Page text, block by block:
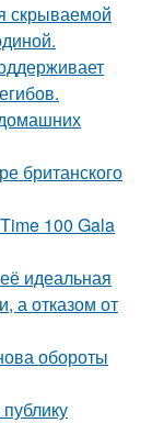
скрываемой
британского
100 Gala
идеальная
а отказом от
обороты